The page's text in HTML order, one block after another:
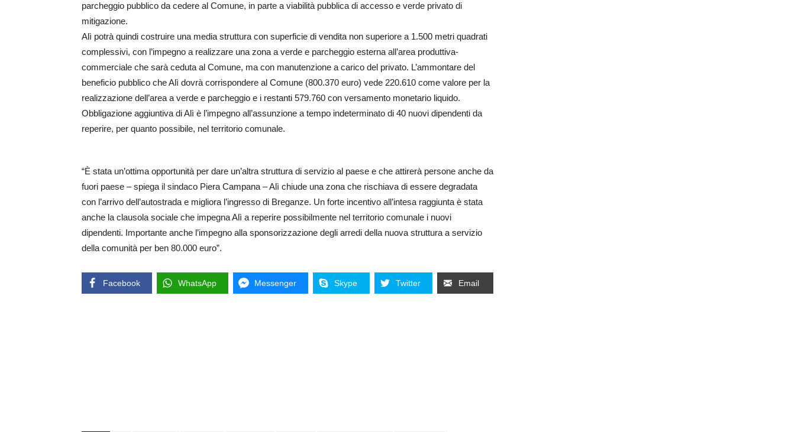
parcheggio pubblico da cedere al Comune, in parte a viabilità pubblica di accesso e verde privato di
mitigazione.
Alì potrà quindi costruire una media struttura con superficie di vendita non superiore a 1.500 metri quadrati
complessivi, con l’impegno a realizzare una zona a verde e parcheggio esterna all’area produttiva-
commerciale che sarà ceduta al Comune, ma con manutenzione a carico del privato. L’ammontare del
beneficio pubblico che Alì dovrà corrispondere al Comune (800.370 euro) vede 220.610 come valore per la
realizzazione dell’area a verde e parcheggio e i restanti 579.760 con versamento monetario liquido.
Obbligazione aggiuntiva di Alì è l’impegno all’assunzione a tempo indeterminato di 40 nuovi dipendenti da
reperire, per quanto possibile, nel territorio comunale.
“È stata un’ottima opportunità per dare un’altra struttura di servizio al paese e che attirerà persone anche da
fuori paese – spiega il sindaco Piera Campana – Alì chiude una zona che rischiava di essere degradata
con l’arrivo dell’autostrada e migliora l’ingresso di Breganze. Un forte incentivo all’intesa raggiunta è stata
anche la clausola sociale che impegna Alì a reperire possibilmente nel territorio comunale i nuovi
dipendenti. Importante anche l’impegno alla sponsorizzazione degli arredi della nuova struttura a servizio
della comunità per ben 80.000 euro”.
Facebook WhatsApp Messenger Skype Twitter Email